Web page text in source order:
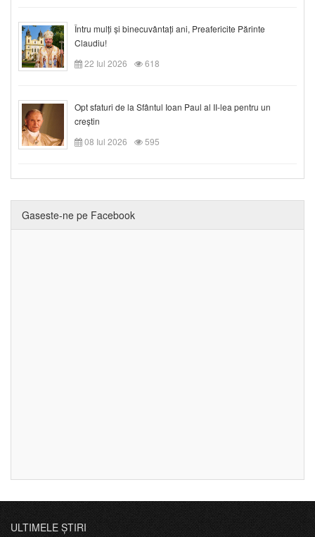
Întru mulți și binecuvântați ani, Preafericite Părinte
Claudiu!
22 Iul 2026
618
Opt sfaturi de la Sfântul Ioan Paul al II-lea pentru un
creștin
08 Iul 2026
595
Gaseste-ne pe Facebook
ULTIMELE ȘTIRI